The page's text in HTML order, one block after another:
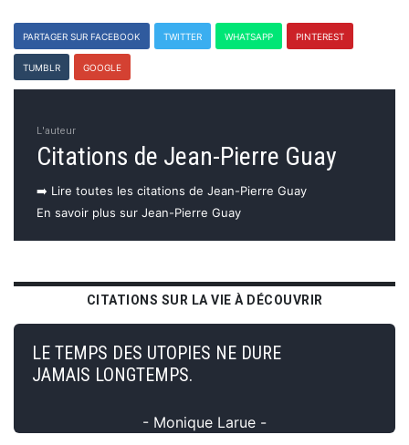
PARTAGER SUR FACEBOOK TWITTER WHATSAPP PINTEREST
TUMBLR GOOGLE
L'auteur
Citations de Jean-Pierre Guay
➡️ Lire toutes les citations de Jean-Pierre Guay
En savoir plus sur Jean-Pierre Guay
CITATIONS SUR LA VIE À DÉCOUVRIR
LE TEMPS DES UTOPIES NE DURE
JAMAIS LONGTEMPS.
- Monique Larue -